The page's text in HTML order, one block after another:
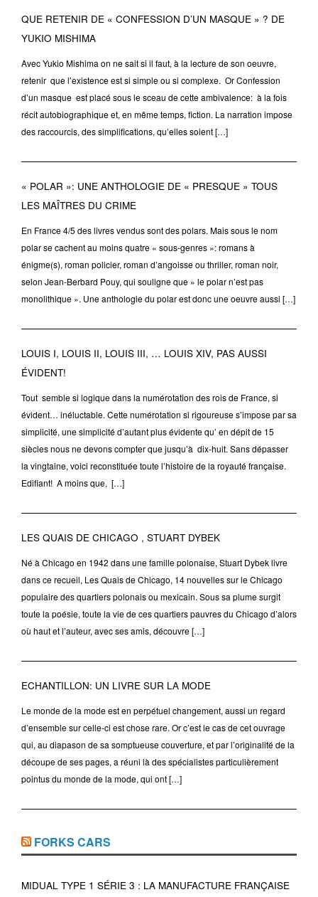
QUE RETENIR DE « CONFESSION D’UN MASQUE » ? DE
YUKIO MISHIMA
Avec Yukio Mishima on ne sait si il faut, à la lecture de son oeuvre,
retenir que l’existence est si simple ou si complexe. Or Confession
d’un masque est placé sous le sceau de cette ambivalence: à la fois
récit autobiographique et, en même temps, fiction. La narration impose
des raccourcis, des simplifications, qu’elles soient […]
« POLAR »: UNE ANTHOLOGIE DE « PRESQUE » TOUS
LES MAÎTRES DU CRIME
En France 4/5 des livres vendus sont des polars. Mais sous le nom
polar se cachent au moins quatre « sous-genres »: romans à
énigme(s), roman policier, roman d’angoisse ou thriller, roman noir,
selon Jean-Berbard Pouy, qui souligne que » le polar n’est pas
monolithique ». Une anthologie du polar est donc une oeuvre aussi […]
LOUIS I, LOUIS II, LOUIS III, … LOUIS XIV, PAS AUSSI
ÉVIDENT!
Tout semble si logique dans la numérotation des rois de France, si
évident… inéluctable. Cette numérotation si rigoureuse s’impose par sa
simplicité, une simplicité d’autant plus évidente qu’ en dépit de 15
siècles nous ne devons compter que jusqu’à dix-huit. Sans dépasser
la vingtaine, voici reconstituée toute l’histoire de la royauté française.
Edifiant! A moins que, […]
LES QUAIS DE CHICAGO , STUART DYBEK
Né à Chicago en 1942 dans une famille polonaise, Stuart Dybek livre
dans ce recueil, Les Quais de Chicago, 14 nouvelles sur le Chicago
populaire des quartiers polonais ou mexicain. Sous sa plume surgit
toute la poésie, toute la vie de ces quartiers pauvres du Chicago d’alors
où haut et l’auteur, avec ses amis, découvre […]
ECHANTILLON: UN LIVRE SUR LA MODE
Le monde de la mode est en perpétuel changement, aussi un regard
d’ensemble sur celle-ci est chose rare. Or c’est le cas de cet ouvrage
qui, au diapason de sa somptueuse couverture, et par l’originalité de la
découpe de ses pages, a réuni là des spécialistes particulièrement
pointus du monde de la mode, qui ont […]
FORKS CARS
MIDUAL TYPE 1 SÉRIE 3 : LA MANUFACTURE FRANÇAISE